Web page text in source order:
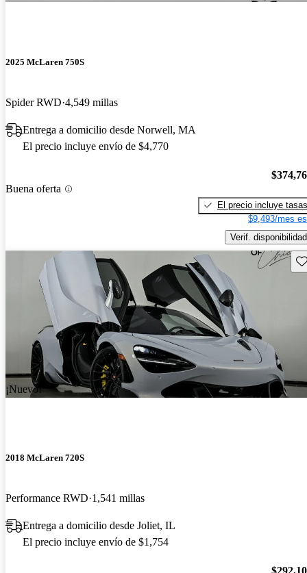
2025 McLaren 750S
Spider RWD 4,549 millas
Entrega a domicilio desde Norwell, MA
El precio incluye envío de $4,770
Buena oferta
El precio incluye tasas
$9,493/mes
Verif. disponibilidad
¡Nuevo!
2018 McLaren 720S
Performance RWD 1,541 millas
Entrega a domicilio desde Joliet, IL
El precio incluye envío de $1,754